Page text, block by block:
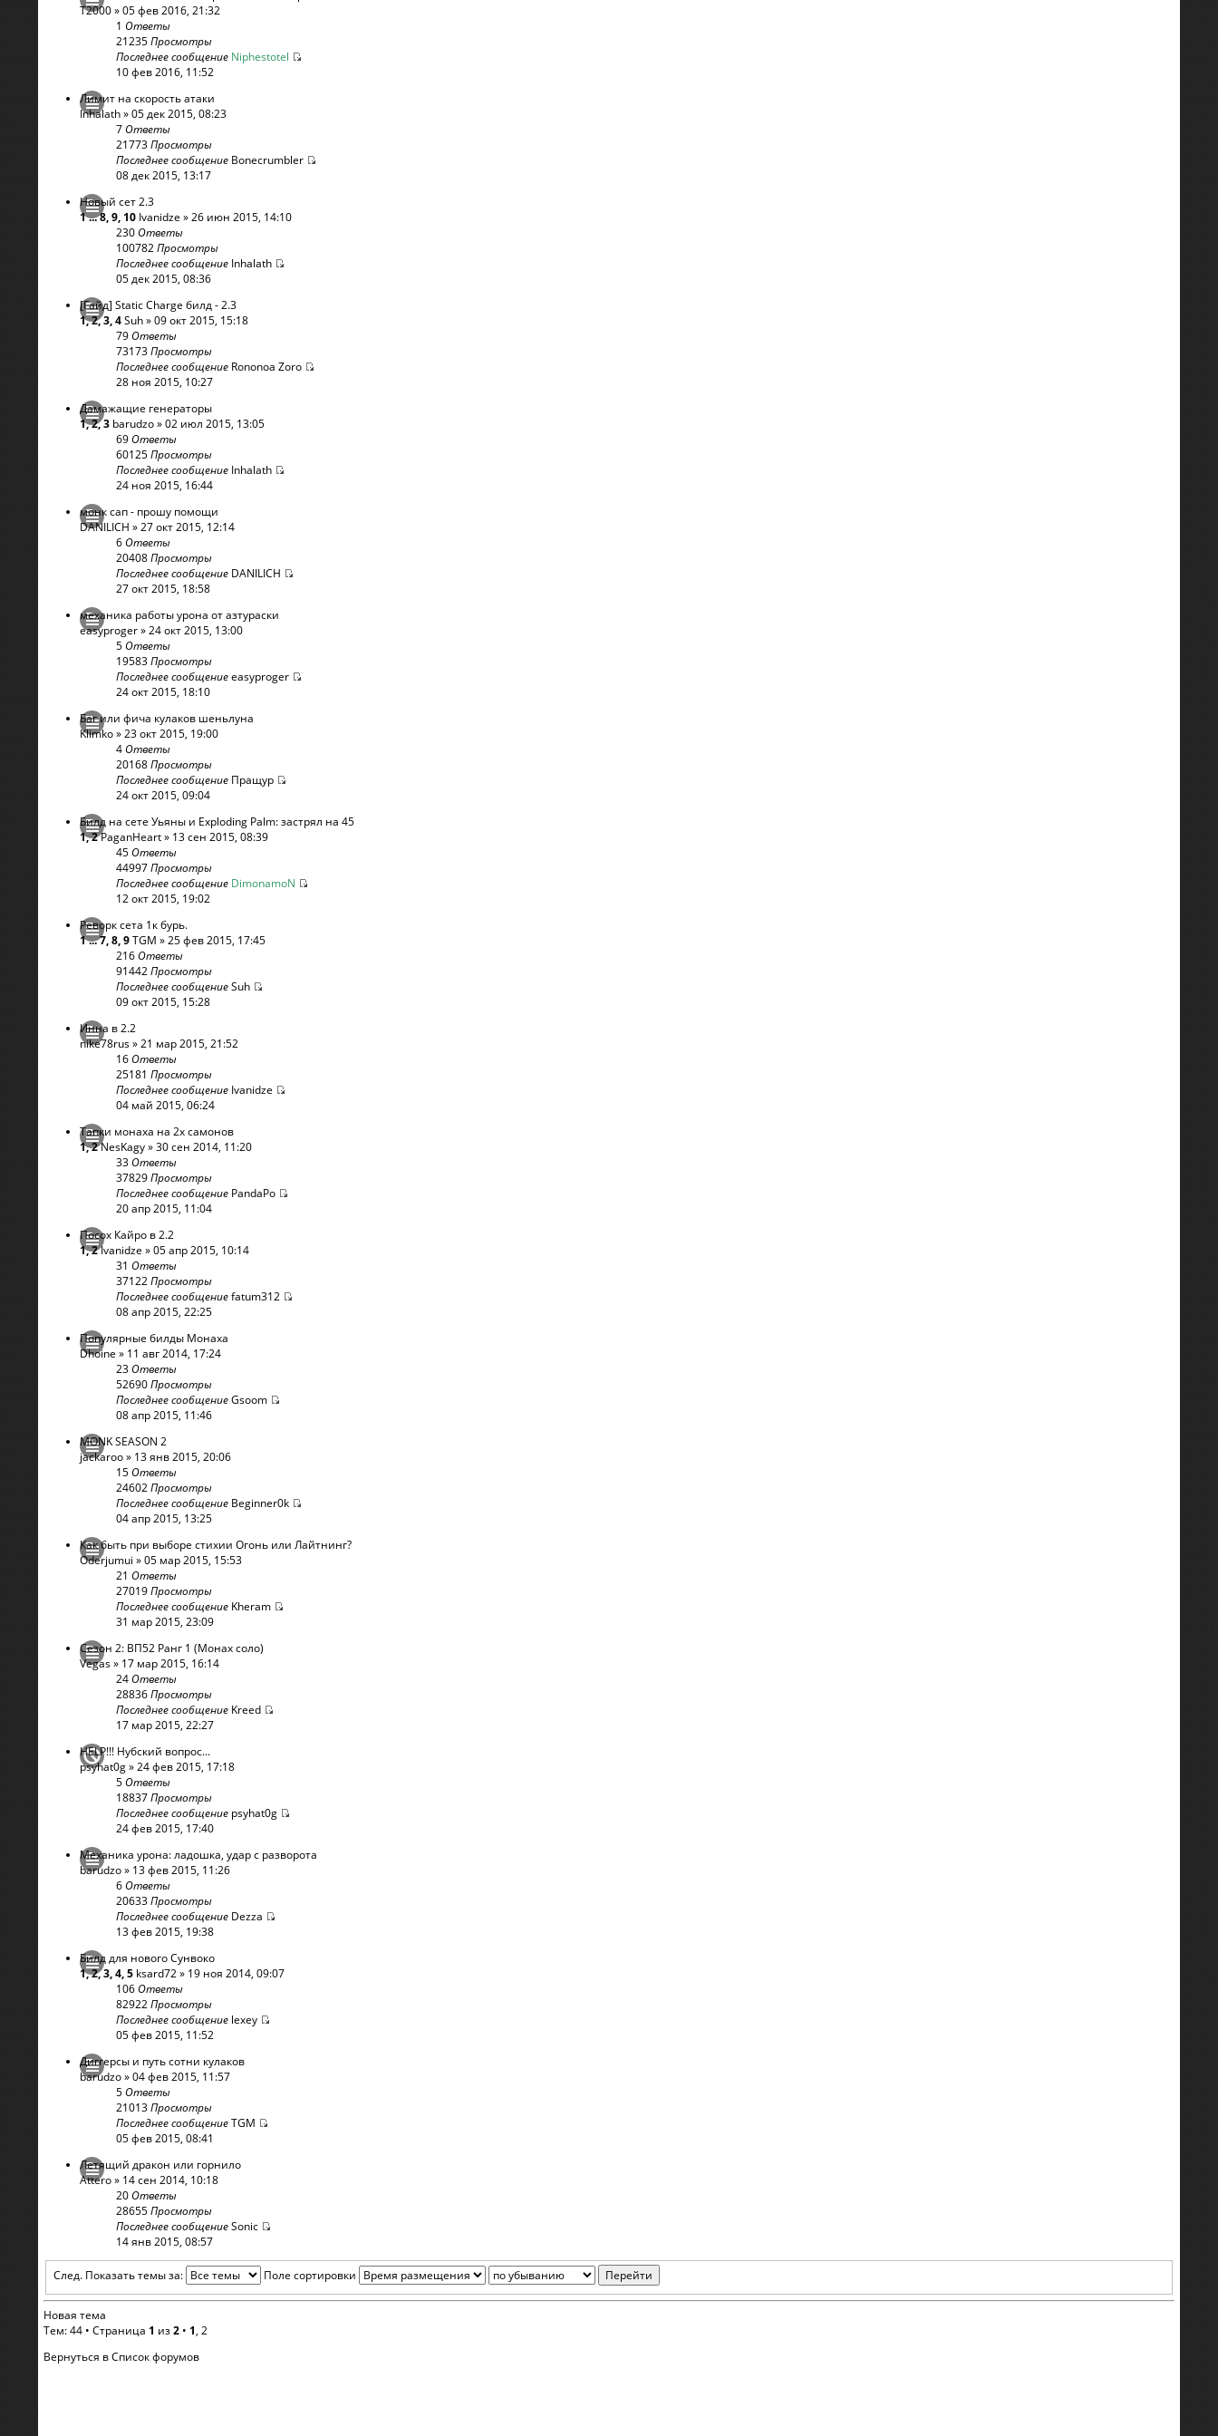
T2000» 05 фев 2016, 21:32
1 Ответы
21235Просмотры
Последнее сообщение Niphestotel
10 фев 2016, 11:52
Лимит на скорость атаки
Inhalath» 05 дек 2015, 08:23
7Ответы
21773Просмотры
Последнее сообщение Bonecrumbler
08 дек 2015, 13:17
Новый сет 2.3
1...8,9, 10 Ivanidze » 26 июн 2015, 14:10
230Ответы
100782Просмотры
Последнее сообщение Inhalath
05 дек 2015, 08:36
[Гайд] Static Charge билд - 2.3
1,2,3,4Suh» 09 окт 2015, 15:18
79Ответы
73173Просмотры
Последнее сообщение Rononoa Zoro
28 ноя 2015, 10:27
Дамажащие генераторы
1,2,3 barudzo» 02 июл 2015, 13:05
69Ответы
60125Просмотры
Последнее сообщение Inhalath
24 ноя 2015, 16:44
монк сап - прошу помощи
DANILICH » 27 окт 2015, 12:14
6Ответы
20408Просмотры
Последнее сообщение DANILICH
27 окт 2015, 18:58
механика работы урона от азтураски
easyproger» 24 окт 2015, 13:00
5Ответы
19583Просмотры
Последнее сообщениеeasyproger
24 окт 2015, 18:10
Баг или фича кулаков шеньлуна
Klimko» 23 окт 2015, 19:00
4Ответы
20168Просмотры
Последнее сообщение Пращур
24 окт 2015, 09:04
Билд на сете Уьяны и Exploding Palm: застрял на 45
1,2PaganHeart» 13 сен 2015, 08:39
45Ответы
44997Просмотры
Последнее сообщение DimonamoN
12 окт 2015, 19:02
Реворк сета 1к бурь.
1...7,8,9TGM » 25 фев 2015, 17:45
216Ответы
91442Просмотры
Последнее сообщениеSuh
09 окт 2015, 15:28
Инна в 2.2
nike78rus» 21 мар 2015, 21:52
16Ответы
25181 Просмотры
Последнее сообщение Ivanidze
04 май 2015, 06:24
Тапки монаха на 2х самонов
1,2NesKagy» 30 сен 2014, 11:20
33Ответы
37829Просмотры
Последнее сообщение PandaPo
20 апр 2015, 11:04
Посох Кайро в 2.2
1,2Ivanidze » 05 апр 2015, 10:14
31 Ответы
37122Просмотры
Последнее сообщениеfatum312
08 апр 2015, 22:25
Популярные билды Монаха
Dhoine » 11 авг 2014, 17:24
23Ответы
52690Просмотры
Последнее сообщениеGsoom
08 апр 2015, 11:46
MONK SEASON 2
jackaroo» 13 янв 2015, 20:06
15Ответы
24602Просмотры
Последнее сообщение Beginner0k
04 апр 2015, 13:25
Как быть при выборе стихии Огонь или Лайтнинг?
Oderjumui » 05 мар 2015, 15:53
21 Ответы
27019Просмотры
Последнее сообщение Kheram
31 мар 2015, 23:09
Сезон 2: ВП52 Ранг 1 (Монах соло)
Vegas» 17 мар 2015, 16:14
24Ответы
28836Просмотры
Последнее сообщение Kreed
17 мар 2015, 22:27
HELP!!! Нубский вопрос...
psyhat0g» 24 фев 2015, 17:18
5Ответы
18837Просмотры
Последнее сообщение psyhat0g
24 фев 2015, 17:40
Механика урона: ладошка, удар с разворота
barudzo» 13 фев 2015, 11:26
6Ответы
20633Просмотры
Последнее сообщение Dezza
13 фев 2015, 19:38
Билд для нового Сунвоко
1,2,3,4,5 ksard72» 19 ноя 2014, 09:07
106Ответы
82922Просмотры
Последнее сообщение lexey
05 фев 2015, 11:52
Диггерсы и путь сотни кулаков
barudzo» 04 фев 2015, 11:57
5Ответы
21013Просмотры
Последнее сообщениеTGM
05 фев 2015, 08:41
Летящий дракон или горнило
Attero» 14 сен 2014, 10:18
20Ответы
28655Просмотры
Последнее сообщениеSonic
14 янв 2015, 08:57
След. Показать темы за: Поле сортировки
Новая тема
Тем: 44 • Страница 1 из2 • 1, 2
Вернуться в Список форумов